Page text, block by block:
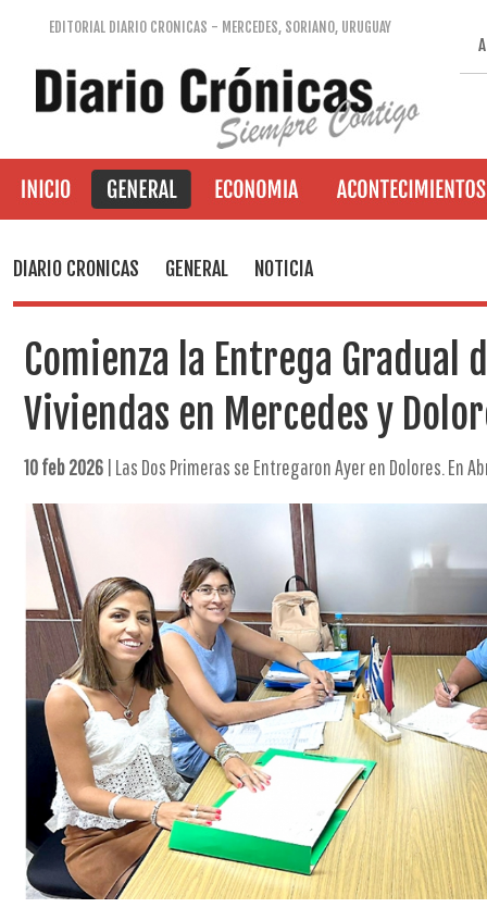
EDITORIAL DIARIO CRONICAS - MERCEDES, SORIANO, URUGUAY
DIARIO CRONICAS GENERAL NOTICIA
Comienza la Entrega Gradual
Viviendas en Mercedes y
10 feb 2026 | Las Dos Primeras se Entregaron Ayer en Dolores. En